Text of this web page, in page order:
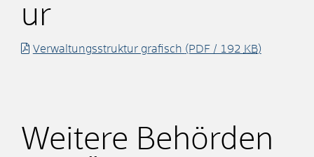
ur
Verwaltungsstruktur grafisch (PDF / 192 KB)
Weitere Behörden